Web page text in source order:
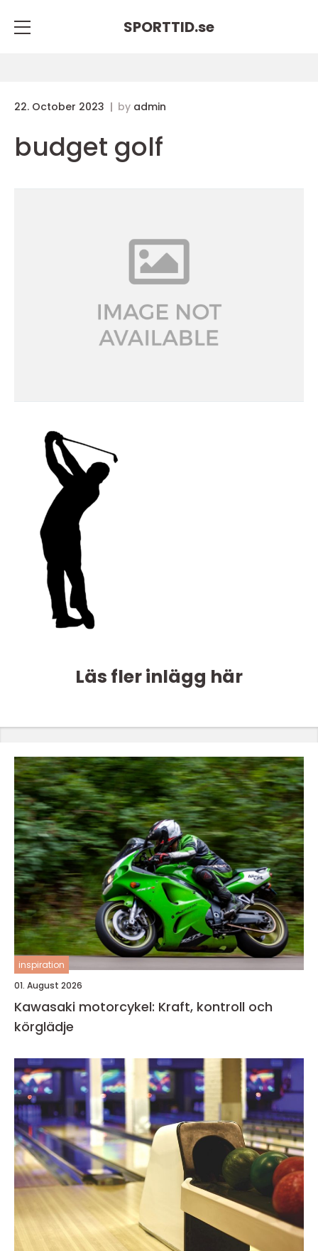
SPORTTID.se
22. October 2023 by admin
budget golf
Läs fler inlägg här
inspiration
01. August 2026
Kawasaki motorcykel: Kraft, kontroll och
körglädje